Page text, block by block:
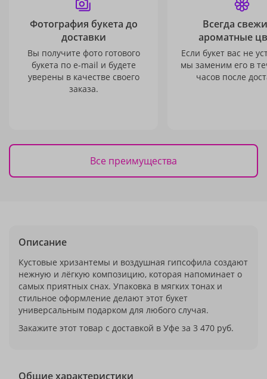
Фотография букета до
доставки
Вы получите фото готового
букета по e-mail и будете
уверены в качестве своего
заказа.
Всегда
ароматные
Если букет вас не
мы заменим его в
часов после
Все преимущества
Описание
Кустовые хризантемы и воздушная гипсофила создают
нежную и лёгкую композицию, которая напоминает о
самых приятных снах. Упаковка в мягких тонах и
стильное оформление делают этот букет
универсальным подарком для любого случая.
Закажите этот товар с доставкой в Уфе за 3 470 руб.
Общие характеристики